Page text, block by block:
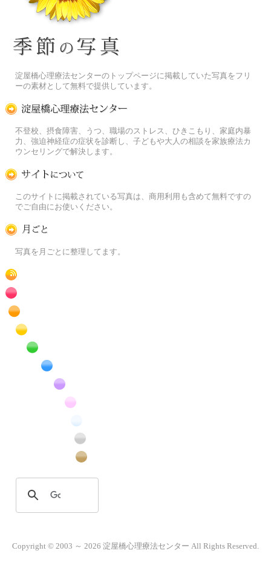
淀屋橋心理療法センターのトップページに掲載していた写真をフリ
ーの素材として無料で提供しています。
不登校、摂食障害、うつ、職場のストレス、ひきこもり、家庭内暴
力、強迫神経症の症状を診断し、子どもや大人の相談を家族療法カ
ウンセリングで解決します。
このサイトに掲載されている写真は、商用利用も含めて無料ですの
でご自由にお使いください。
写真を月ごとに整理してます。
RSS
赤色の花のフリー写真素材
橙色の花のフリー写真素材
黄色の花のフリー写真素材
緑色の花のフリー写真素材
青色の花のフリー写真素材
紫色の花のフリー写真素材
白色の花のフリー写真素材
昆虫のフリー写真素材
Copyright © 2003 ～ 2026 淀屋橋心理療法センター All Rights Reserved.